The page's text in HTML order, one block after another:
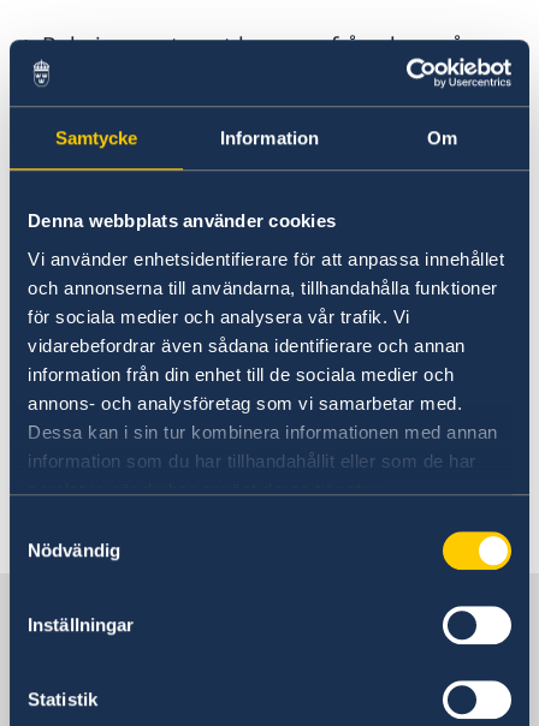
Samtycke Information Om
Denna webbplats använder cookies
Vi använder enhetsidentifierare för att anpassa innehållet
och annonserna till användarna, tillhandahålla funktioner
för sociala medier och analysera vår trafik. Vi
vidarebefordrar även sådana identifierare och annan
information från din enhet till de sociala medier och
annons- och analysföretag som vi samarbetar med.
Dessa kan i sin tur kombinera informationen med annan
information som du har tillhandahållit eller som de har
samlat in när du har använt deras tjänster.
Nödvändig
Inställningar
Statistik
>Bokningssystemet kommer fråga hur många
personer bokningen gäller – välj alltid”1
person”.Boka alltid i en vuxens namn!
> Uppge telefonnummer i följande format:
bindestreck.
> Boka tid här för att besöka oss under
expeditionstid
Du kan inte ansöka om pass under en bokning du
gör för att "besöka oss under expeditionstid".
Sverige i USA
Sveriges ambassad och